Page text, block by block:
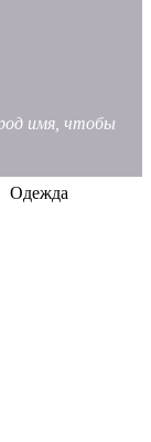
имя, чтобы
Одежда